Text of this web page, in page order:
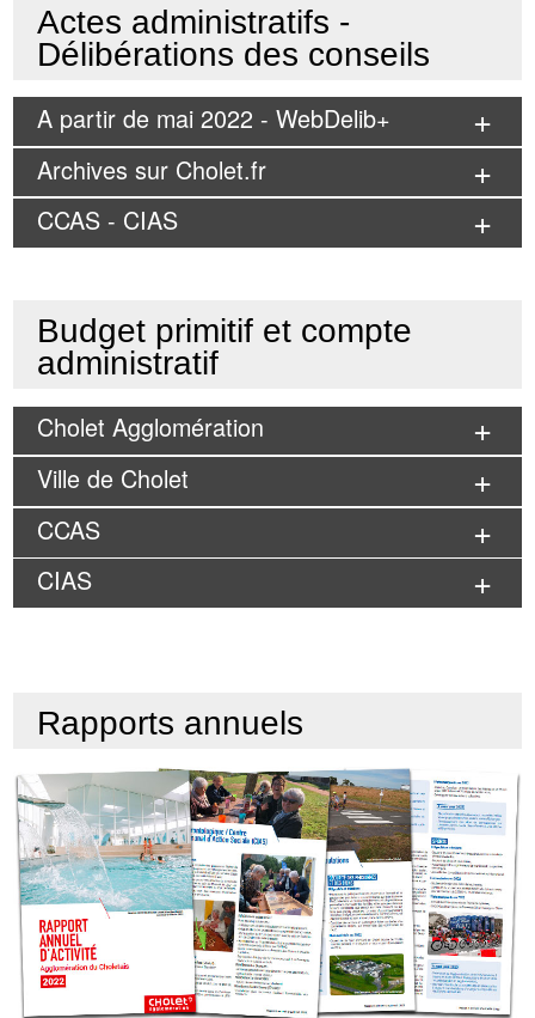
Actes administratifs -
Délibérations des conseils
A partir de mai 2022 - WebDelib+
Archives sur Cholet.fr
CCAS - CIAS
Budget primitif et compte
administratif
Cholet Agglomération
Ville de Cholet
CCAS
CIAS
Rapports annuels